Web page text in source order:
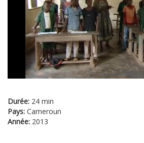
Durée: 24 min
Pays: Cameroun
Année: 2013